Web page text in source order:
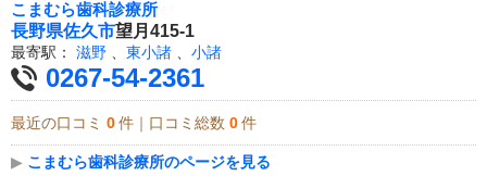
こまむら歯科診療所
長野県佐久市望月415-1
最寄駅： 滋野 、 東小諸 、 小諸
0267-54-2361
最近の口コミ 0 件｜口コミ総数 0 件
▶ こまむら歯科診療所のページを見る